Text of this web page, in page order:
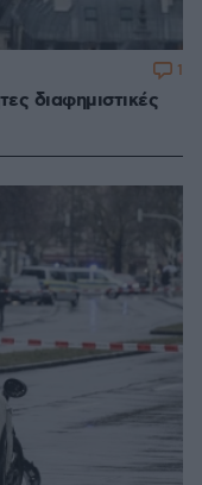
διαφημιστικές
1